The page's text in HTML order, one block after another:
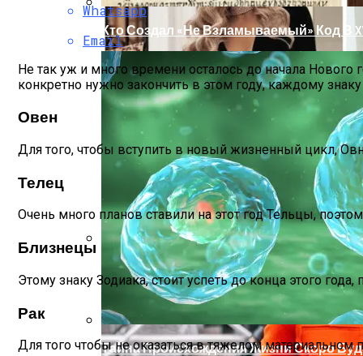
Раскрась Свой Год: Какой Цвет
Кто Создал «не Взламываемый» Код В
Тайна Происхождения Жизни Скоро
Whatsapp
Email
Не так уж и много времени осталось до начала Нового
конкретно нужно закончить в этом году, каждому
Овен
Для того, чтобы вступить в новый жизненный цикл,
Телец
Очень много планов ставили на этот год Тельцы,
Близнецы
Этому знаку Зодиака, стоит успеть до конца этого
Рак
Для того чтобы не оказаться в тяжелом материальном